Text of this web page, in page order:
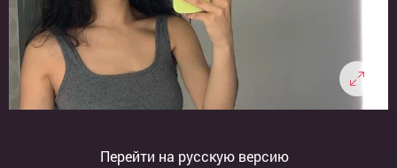
Перейти на русскую версию